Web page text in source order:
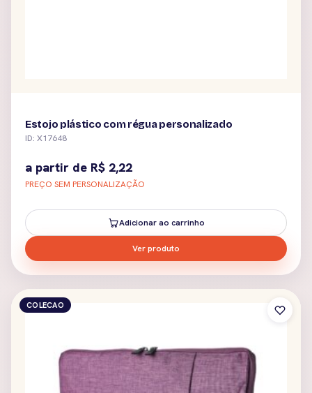
Estojo plástico com régua personalizado
ID: X17648
a partir de R$ 2,22
PREÇO SEM PERSONALIZAÇÃO
Adicionar ao carrinho
Ver produto
COLECAO